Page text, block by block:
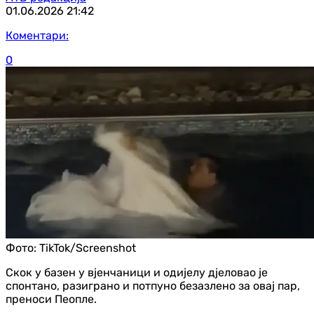
01.06.2026 21:42
Коментари:
0
Фото: TikTok/Screenshot
Скок у базен у вјенчаници и одијелу дјеловао је
спонтано, разиграно и потпуно безазлено за овај пар,
преноси Пеопле.